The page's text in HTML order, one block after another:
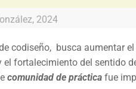
2024
codiseño, busca aumentar
fortalecimiento del sentido
comunidad de práctica fue